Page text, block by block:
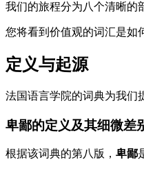
我们的旅程分为八个清晰的
您将看到价值观的词汇是如
定义与起源
法国语言学院的词典为我们
卑鄙的定义及其细微差
根据该词典的第八版， 卑鄙